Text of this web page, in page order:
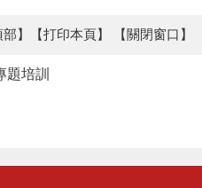
】 【打印本頁】 【關閉窗口】
培訓